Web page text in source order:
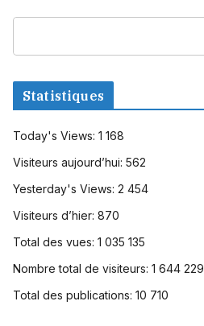
Statistiques
Today's Views: 1 168
Visiteurs aujourd’hui: 562
Yesterday's Views: 2 454
Visiteurs d’hier: 870
Total des vues: 1 035 135
Nombre total de visiteurs: 1 644 229
Total des publications: 10 710